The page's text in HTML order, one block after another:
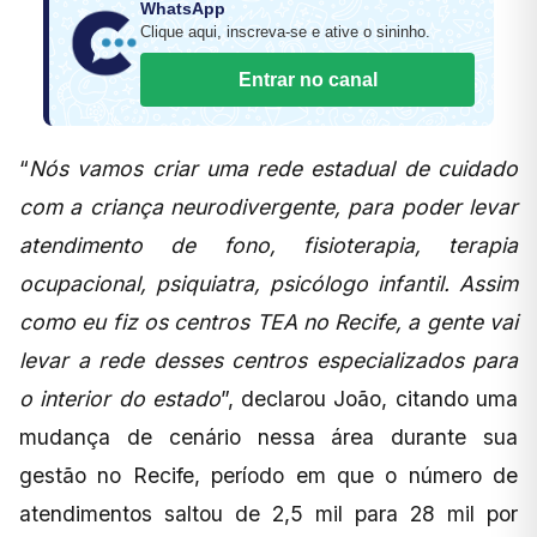
WhatsApp
Clique aqui, inscreva-se e ative o sininho.
Entrar no canal
“Nós vamos criar uma rede estadual de cuidado
com a criança neurodivergente, para poder levar
atendimento de fono, fisioterapia, terapia
ocupacional, psiquiatra, psicólogo infantil. Assim
como eu fiz os centros TEA no Recife, a gente vai
levar a rede desses centros especializados para
o interior do estado”, declarou João, citando uma
mudança de cenário nessa área durante sua
gestão no Recife, período em que o número de
atendimentos saltou de 2,5 mil para 28 mil por